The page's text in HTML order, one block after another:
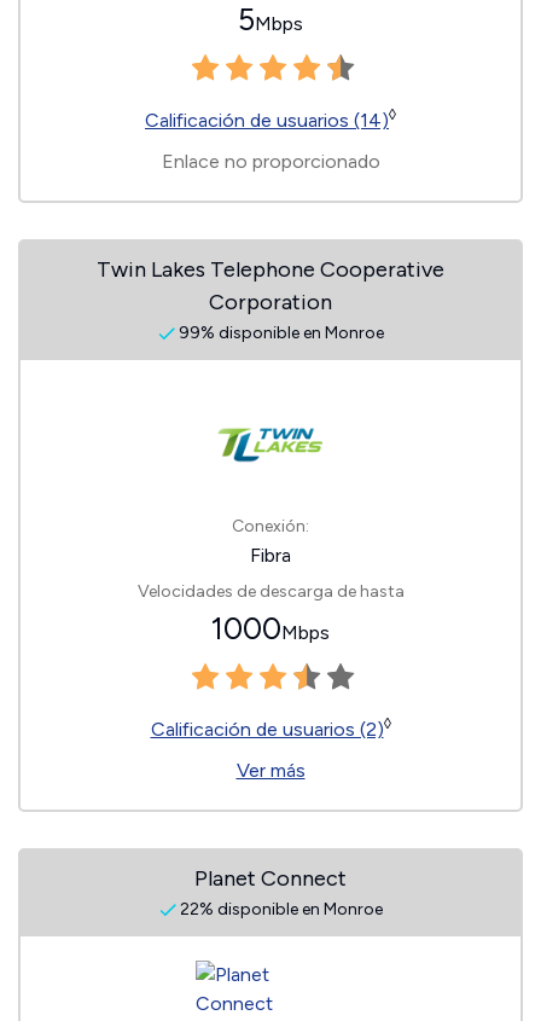
5Mbps
Calificación de usuarios (14)◊
Enlace no proporcionado
Twin Lakes Telephone Cooperative
Corporation
99% disponible en Monroe
Conexión:
Fibra
Velocidades de descarga de hasta
1000Mbps
Calificación de usuarios (2)◊
Ver más
Planet Connect
22% disponible en Monroe